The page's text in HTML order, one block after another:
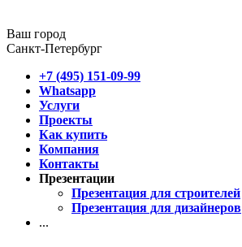
Ваш город
Санкт-Петербург
+7 (495) 151-09-99
Whatsapp
Услуги
Проекты
Как купить
Компания
Контакты
Презентации
Презентация для строителей
Презентация для дизайнеров
...